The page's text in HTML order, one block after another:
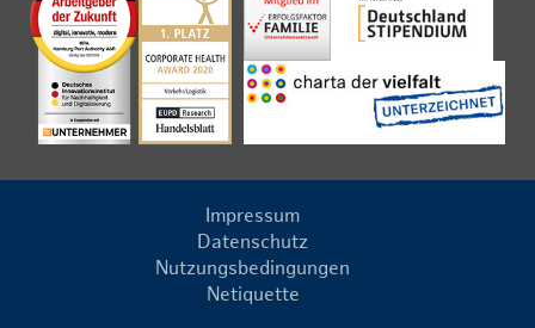
Impressum
Datenschutz
Nutzungsbedingungen
Netiquette